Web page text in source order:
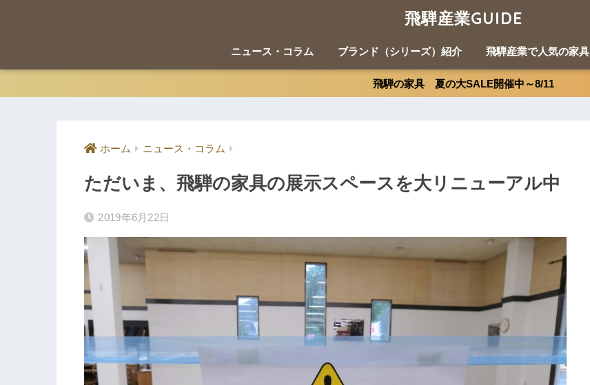
飛騨産業GUIDE
ニュース・コラム ブランド（シリーズ）紹介 飛騨産業で人気の家具
飛騨の家具 夏の大SALE開催中～8/11
ホーム ニュース・コラム
ただいま、飛騨の家具の展示スペースを大リニューアル中
2019年6月22日